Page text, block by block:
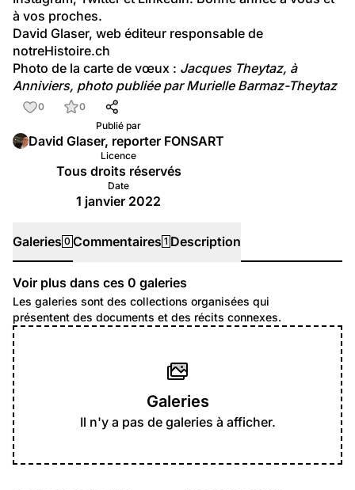
à vos proches.
David Glaser, web éditeur responsable de
notreHistoire.ch
Photo de la carte de vœux : Jacques Theytaz, à
Anniviers, photo publiée par Murielle Barmaz-Theytaz
0
0
Publié par
David Glaser, reporter FONSART
Licence
Tous droits réservés
Date
1 janvier 2022
Galeries 0 Commentaires 1 Description
Galeries
Voir plus dans ces 0 galeries
Les galeries sont des collections organisées qui
présentent des documents et des récits connexes.
Galeries
Il n'y a pas de galeries à afficher.